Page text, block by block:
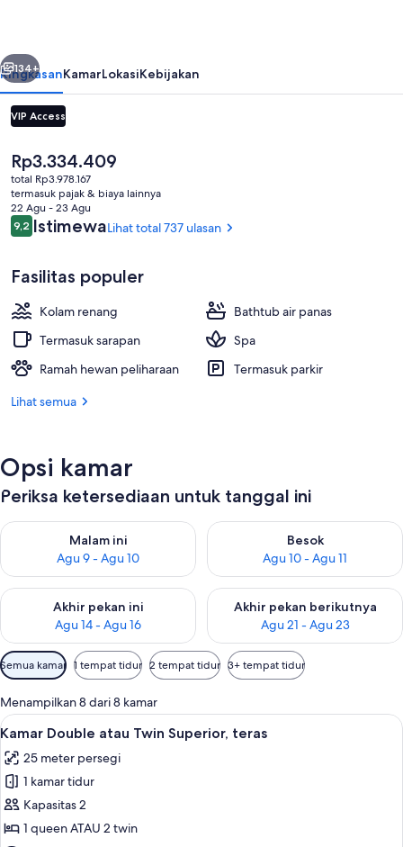
Berikutnya
134+
RingkasanKamarLokasiKebijakan
VIP Access
Harga
saat
ini
Rp3.334.409
Rp3.334.409
total Rp3.978.167
termasuk pajak & biaya lainnya
22 Agu - 23 Agu
Ulasan
9,29,2 dari 10
IstimewaLihat total 737 ulasan
Fasilitas populer
Kolam renang
Bathtub air panas
Termasuk sarapan
Spa
Ramah hewan peliharaan
Termasuk parkir
Lihat semua
Opsi kamar
Periksa ketersediaan untuk tanggal ini
Malam ini
Agu 9 - Agu 10
Periksa ketersediaan untuk malam ini Agu 9 - Agu 10
Besok
Agu 10 - Agu 11
Periksa ketersediaan untuk
Akhir pekan ini
Agu 14 - Agu 16
Periksa ketersediaan untuk akhir pekan ini Agu 14 - Agu 16
Akhir pekan berikutnya
Agu 21 - Agu 23
Periksa ketersediaan untuk
Filter
tersedia
untuk
kamar
Semua kamar 1 tempat tidur 2 tempat tidur 3+ tempat tidur
Menampilkan 8 dari 8 kamar
Lihat
semua
foto
untuk
Kamar
Double
Seprai premium, selimut bulu
7
Kamar Double atau Twin Superior, teras
25 meter persegi
1 kamar tidur
Kapasitas 2
1 queen ATAU 2 twin